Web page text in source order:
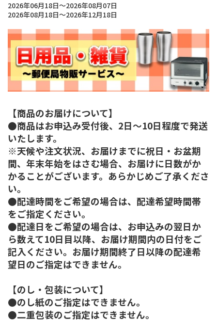
2026年06月18日～2026年08月07日
2026年08月18日～2026年12月18日
【商品のお届けについて】
●商品はお申込み受付後、2日～10日程度で発送
いたします。
※天候や注文状況、お届けまでに祝日・お盆期
間、年末年始をはさむ場合、お届けに日数がか
かることがございます。あらかじめご了承くださ
い。
●配達時間をご希望の場合は、配達希望時間帯
をご指定ください。
●配達日をご希望の場合は、お申込みの翌日か
ら数えて10日目以降、お届け期間内の日付をご
記入ください。お届け期間終了日以降の配達希
望日のご指定はできません。
【のし・包装について】
●のし紙のご指定はできません。
●二重包装のご指定はできません。